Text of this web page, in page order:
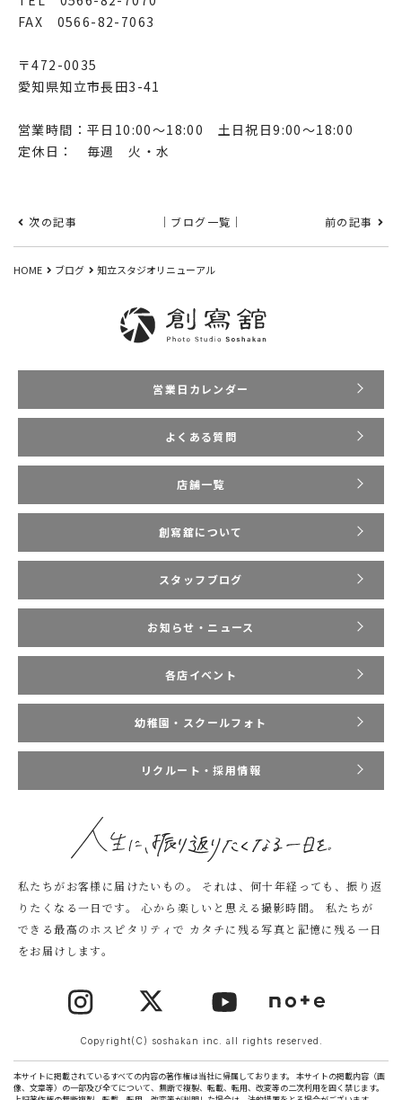
FAX 0566-82-7063
〒472-0035
愛知県知立市長田3-41
営業時間：平日10:00～18:00 土日祝日9:00～18:00
定休日： 毎週 火・水
次の記事 ｜ブログ一覧｜ 前の記事
HOME ブログ 知立スタジオリニューアル
営業日カレンダー
よくある質問
店舗一覧
創寫舘について
スタッフブログ
お知らせ・ニュース
各店イベント
幼稚園・スクールフォト
リクルート・採用情報
私たちがお客様に届けたいもの。
それは、何十年経っても、振り返
りたくなる一日です。
心から楽しいと思える撮影時間。
私たちが
できる最高のホスピタリティで カタチに残る写真と記憶に残る一日
をお届けします。
Copyright(C) soshakan inc. all rights reserved.
本サイトに掲載されているすべての内容の著作権は当社に帰属しております。 本サイトの掲載内容（画
像、文章等）の一部及び全てについて、無断で複製、転載、転用、改変等の二次利用を固く禁じます。